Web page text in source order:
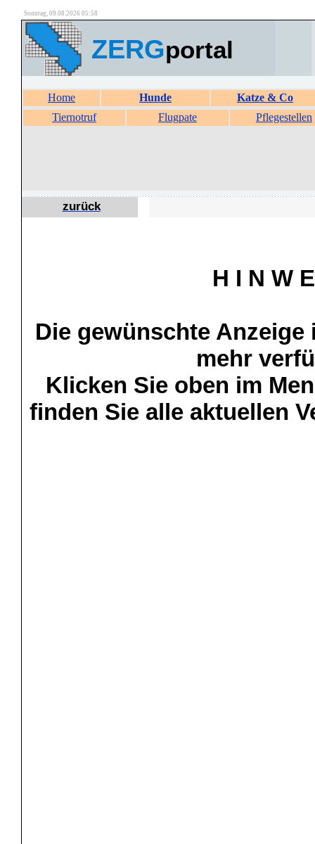
Sonntag, 09.08.2026 05:58
ZERGportal
Home Hunde
Katze & Co
Tiernotruf
Flugpate Pflegestellen
zurück
H I N W
Die gewünschte
mehr
Klicken Sie oben im
finden Sie alle aktuellen